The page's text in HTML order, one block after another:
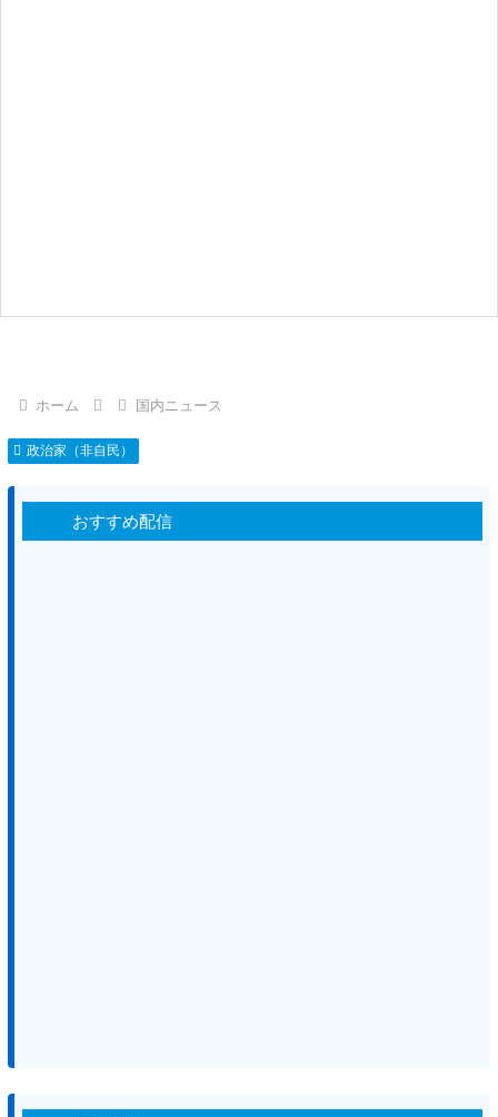
ホーム 国内ニュース
政治家（非自民）
おすすめ配信